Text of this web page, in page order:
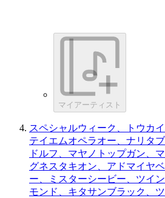
マイアーティスト
スペシャルウィーク、トウカ
テイエムオペラオー、ナリタ
ドルフ、マヤノトップガン、
グネスタキオン、アドマイヤ
ー、ミスターシービー、ツイ
モンド、キタサンブラック、